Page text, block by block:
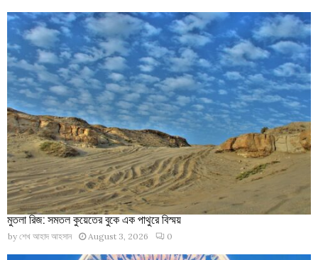
মুতলা রিজ: সমতল কুয়েতের বুকে এক পাথুরে বিস্ময়
by শেখ আহাদ আহসান August 3, 2026 0